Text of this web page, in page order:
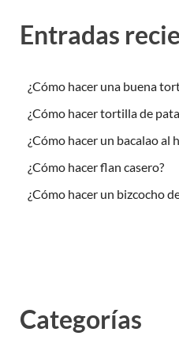
Entradas
¿Cómo hacer una buena
¿Cómo hacer tortilla de
¿Cómo hacer un bacalao al
¿Cómo hacer flan casero?
¿Cómo hacer un bizcocho
Categorías